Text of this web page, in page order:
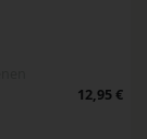
12,95 €